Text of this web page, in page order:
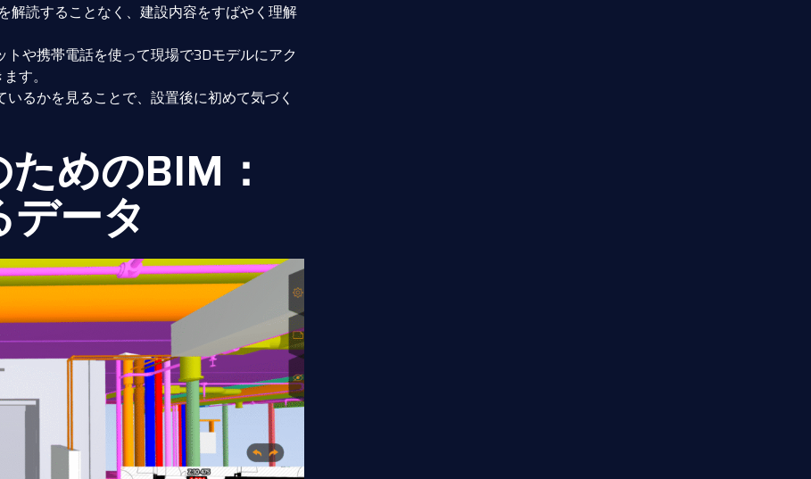
解読することなく、建設内容をすばやく理解
や携帯電話を使って現場で3Dモデルにアク
す。
るかを見ることで、設置後に初めて気づく
めのBIM：
ータ